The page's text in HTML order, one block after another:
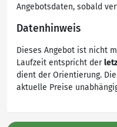
Angebotsdaten, sobald
Datenhinweis
Dieses Angebot ist nicht
Laufzeit entspricht der
dient der Orientierung.
aktuelle Preise